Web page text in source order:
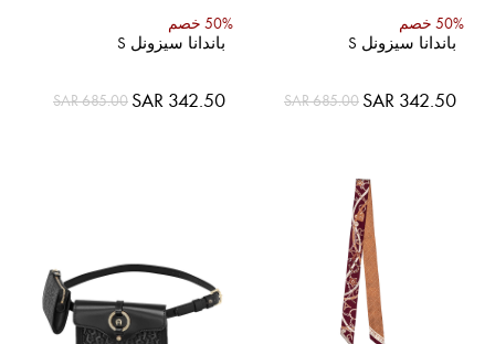
50% خصم
باندانا سيزونل S
السعر
الخاص
SAR 342.50
SAR 685.00
50% خصم
باندانا سيزونل S
السعر
الخاص
SAR 342.50
SAR 685.00